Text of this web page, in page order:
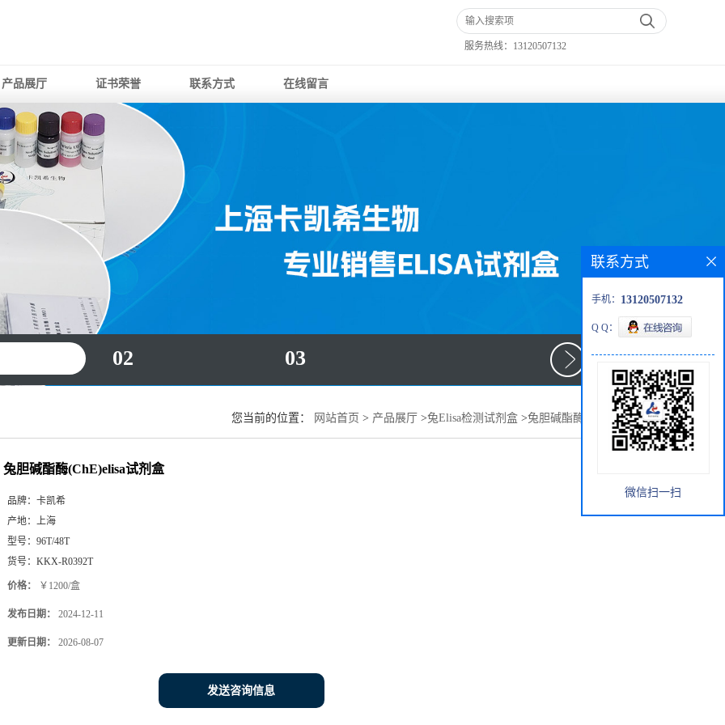
服务热线： 13120507132
产品展厅 证书荣誉 联系方式 在线留言
02 03
您当前的位置： 网站首页 > 产品展厅 >兔Elisa检测试剂盒 >兔胆碱酯酶(ChE)elisa试剂盒
兔胆碱酯酶(ChE)elisa试剂盒
品牌： 卡凯希
产地： 上海
型号： 96T/48T
货号： KKX-R0392T
价格： ￥1200/盒
发布日期： 2024-12-11
更新日期： 2026-08-07
发送咨询信息
联系方式
手机： 13120507132
Q Q：
微信扫一扫